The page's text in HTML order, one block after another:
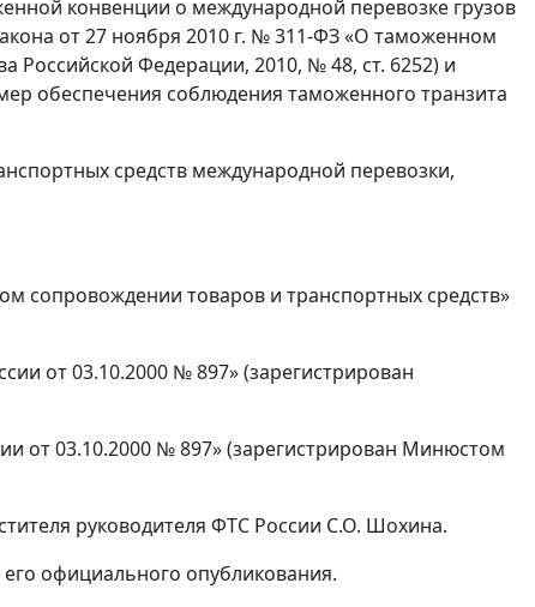
конвенции о международной перевозке грузов
от 27 ноября 2010 г. № 311-ФЗ «О таможенном
Российской Федерации, 2010, № 48, ст. 6252) и
обеспечения соблюдения таможенного транзита
средств международной перевозки,
сопровождении товаров и транспортных средств»
от 03.10.2000 № 897» (зарегистрирован
от 03.10.2000 № 897» (зарегистрирован Минюстом
руководителя ФТС России С.О. Шохина.
официального опубликования.